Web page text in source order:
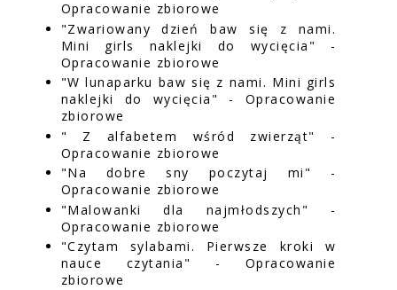
Opracowanie zbiorowe
"Zwariowany dzień baw się z nami.
Mini girls naklejki do wycięcia" -
Opracowanie zbiorowe
"W lunaparku baw się z nami. Mini girls
naklejki do wycięcia" - Opracowanie
zbiorowe
" Z alfabetem wśród zwierząt" -
Opracowanie zbiorowe
"Na dobre sny poczytaj mi" -
Opracowanie zbiorowe
"Malowanki dla najmłodszych" -
Opracowanie zbiorowe
"Czytam sylabami. Pierwsze kroki w
nauce czytania" - Opracowanie
zbiorowe